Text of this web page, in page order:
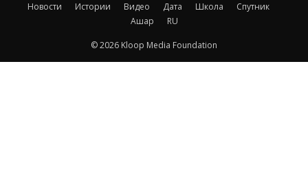
Новости Истории Видео Дата Школа
Спутник
Ашар
RU
© 2026 Kloop Media Foundation